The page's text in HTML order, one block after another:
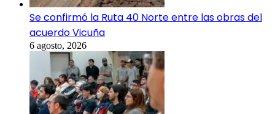
Se confirmó la Ruta 40 Norte entre las obras del
acuerdo Vicuña
6 agosto, 2026